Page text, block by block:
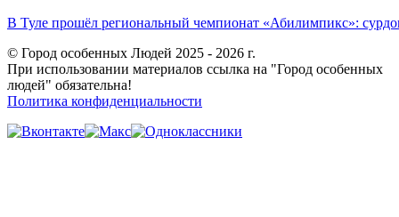
В Туле прошёл региональный чемпионат «Абилимпикс»:
© Город особенных Людей 2025 - 2026 г.
При использовании материалов ссылка на "Город особенных
людей" обязательна!
Политика конфиденциальности